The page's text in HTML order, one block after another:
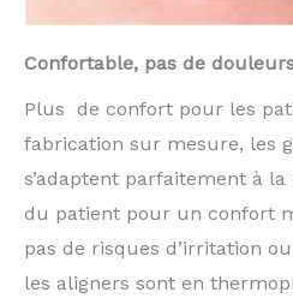
Confortable, pas de
Plus de confort pour les
fabrication sur mesure, les
s’adaptent parfaitement à
du patient pour un confort
pas de risques d’irritation
les aligners sont en